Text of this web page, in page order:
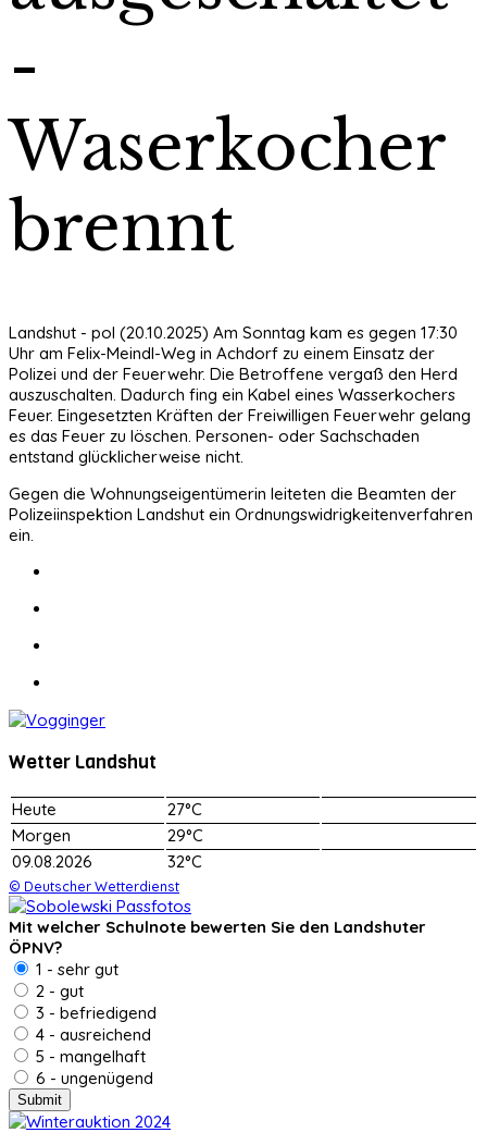
-
Waserkocher
brennt
Landshut - pol (20.10.2025) Am Sonntag kam es gegen 17:30
Uhr am Felix-Meindl-Weg in Achdorf zu einem Einsatz der
Polizei und der Feuerwehr. Die Betroffene vergaß den Herd
auszuschalten. Dadurch fing ein Kabel eines Wasserkochers
Feuer. Eingesetzten Kräften der Freiwilligen Feuerwehr gelang
es das Feuer zu löschen. Personen- oder Sachschaden
entstand glücklicherweise nicht.
Gegen die Wohnungseigentümerin leiteten die Beamten der
Polizeiinspektion Landshut ein Ordnungswidrigkeitenverfahren
ein.
Wetter Landshut
Heute
27°C
Morgen
29°C
09.08.2026
32°C
© Deutscher Wetterdienst
Mit welcher Schulnote bewerten Sie den Landshuter
ÖPNV?
1 - sehr gut
2 - gut
3 - befriedigend
4 - ausreichend
5 - mangelhaft
6 - ungenügend